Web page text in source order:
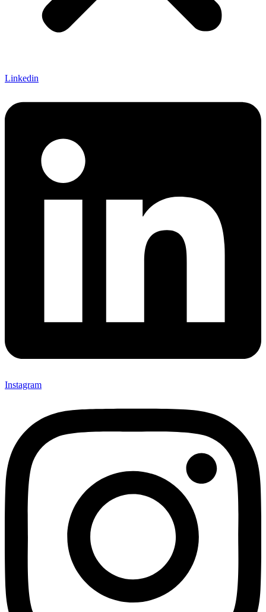
Linkedin
Instagram